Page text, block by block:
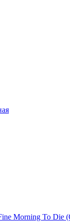
Morning To Die